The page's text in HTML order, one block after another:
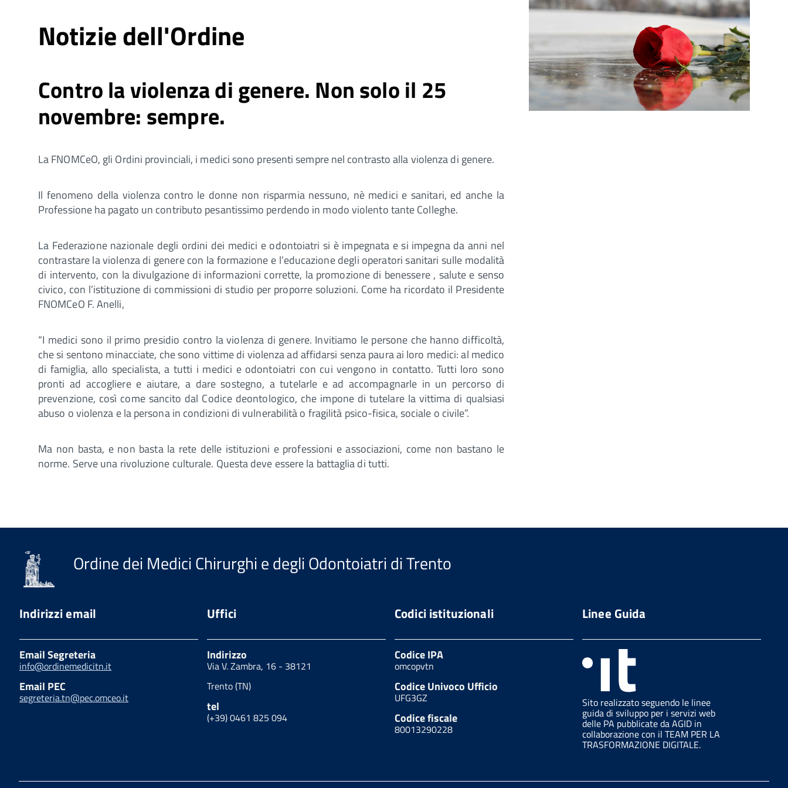
Notizie dell'Ordine
Contro la violenza di genere. Non solo il 25
novembre: sempre.
La FNOMCeO, gli Ordini provinciali, i medici sono presenti sempre nel contrasto alla violenza di genere.
Il fenomeno della violenza contro le donne non risparmia nessuno, nè medici e sanitari, ed anche la
Professione ha pagato un contributo pesantissimo perdendo in modo violento tante Colleghe.
La Federazione nazionale degli ordini dei medici e odontoiatri si è impegnata e si impegna da anni nel
contrastare la violenza di genere con la formazione e l’educazione degli operatori sanitari sulle modalità
di intervento, con la divulgazione di informazioni corrette, la promozione di benessere , salute e senso
civico, con l’istituzione di commissioni di studio per proporre soluzioni. Come ha ricordato il Presidente
FNOMCeO F. Anelli,
“I medici sono il primo presidio contro la violenza di genere. Invitiamo le persone che hanno difficoltà,
che si sentono minacciate, che sono vittime di violenza ad affidarsi senza paura ai loro medici: al medico
di famiglia, allo specialista, a tutti i medici e odontoiatri con cui vengono in contatto. Tutti loro sono
pronti ad accogliere e aiutare, a dare sostegno, a tutelarle e ad accompagnarle in un percorso di
prevenzione, così come sancito dal Codice deontologico, che impone di tutelare la vittima di qualsiasi
abuso o violenza e la persona in condizioni di vulnerabilità o fragilità psico-fisica, sociale o civile”.
Ma non basta, e non basta la rete delle istituzioni e professioni e associazioni, come non bastano le
norme. Serve una rivoluzione culturale. Questa deve essere la battaglia di tutti.
Ordine dei Medici Chirurghi e degli Odontoiatri di Trento
Indirizzi email
Email Segreteria
info@ordinemedicitn.it
Email PEC
segreteria.tn@pec.omceo.it
Uffici
Indirizzo
Via V. Zambra, 16 - 38121
Trento (TN)
tel
(+39) 0461 825 094
Codici istituzionali
Codice IPA
omcopvtn
Codice Univoco Ufficio
UFG3GZ
Codice fiscale
80013290228
Linee Guida
Sito realizzato seguendo le linee
guida di sviluppo per i servizi web
delle PA pubblicate da AGID in
collaborazione con il TEAM PER LA
TRASFORMAZIONE DIGITALE.